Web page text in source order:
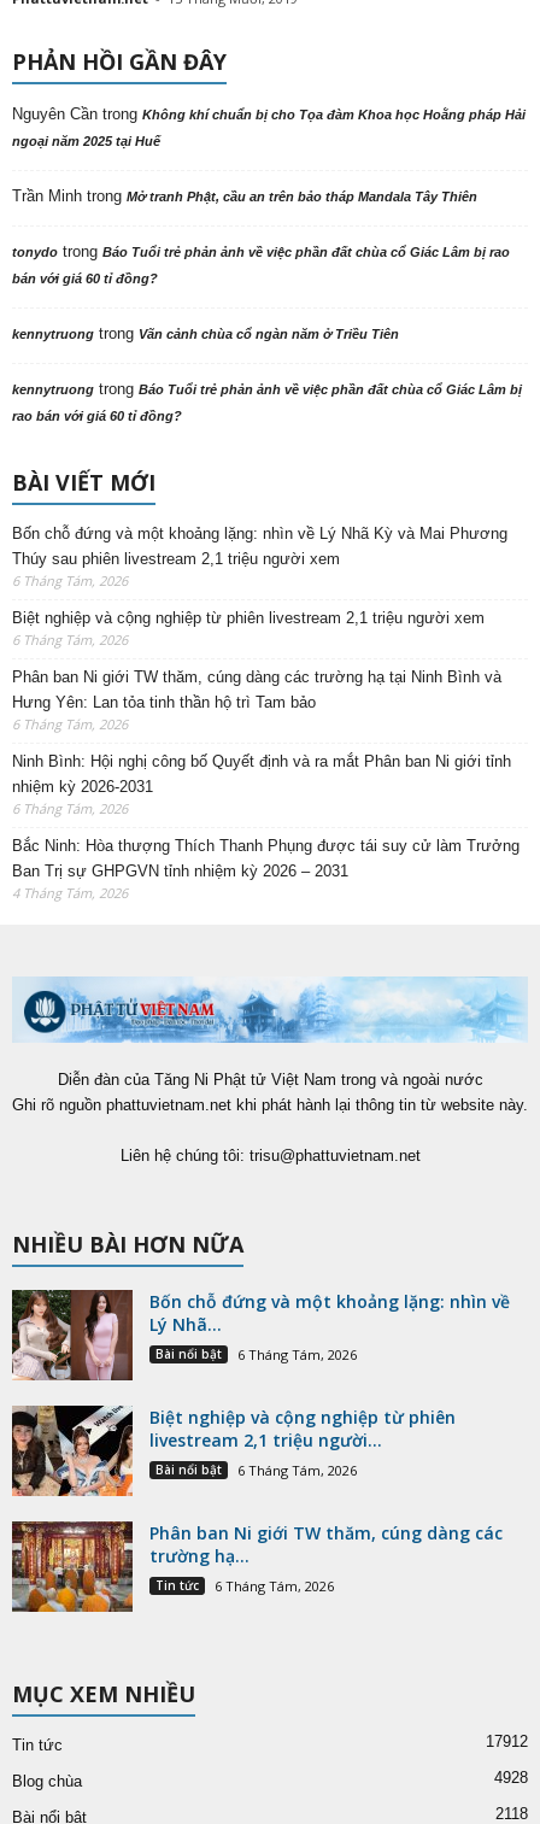
PHẢN HỒI GẦN ĐÂY
Nguyên Cần trong Không khí chuẩn bị cho Tọa đàm Khoa học Hoằng pháp Hải
ngoại năm 2025 tại Huế
Trần Minh trong Mở tranh Phật, cầu an trên bảo tháp Mandala Tây Thiên
tonydo trong Báo Tuổi trẻ phản ảnh về việc phần đất chùa cổ Giác Lâm bị rao
bán với giá 60 tỉ đồng?
kennytruong trong Vãn cảnh chùa cổ ngàn năm ở Triều Tiên
kennytruong trong Báo Tuổi trẻ phản ảnh về việc phần đất chùa cổ Giác Lâm bị
rao bán với giá 60 tỉ đồng?
BÀI VIẾT MỚI
Bốn chỗ đứng và một khoảng lặng: nhìn về Lý Nhã Kỳ và Mai Phương
Thúy sau phiên livestream 2,1 triệu người xem
6 Tháng Tám, 2026
Biệt nghiệp và cộng nghiệp từ phiên livestream 2,1 triệu người xem
6 Tháng Tám, 2026
Phân ban Ni giới TW thăm, cúng dàng các trường hạ tại Ninh Bình và
Hưng Yên: Lan tỏa tinh thần hộ trì Tam bảo
6 Tháng Tám, 2026
Ninh Bình: Hội nghị công bố Quyết định và ra mắt Phân ban Ni giới tỉnh
nhiệm kỳ 2026-2031
6 Tháng Tám, 2026
Bắc Ninh: Hòa thượng Thích Thanh Phụng được tái suy cử làm Trưởng
Ban Trị sự GHPGVN tỉnh nhiệm kỳ 2026 – 2031
4 Tháng Tám, 2026
Diễn đàn của Tăng Ni Phật tử Việt Nam trong và ngoài nước
Ghi rõ nguồn phattuvietnam.net khi phát hành lại thông tin từ website này.
Liên hệ chúng tôi: trisu@phattuvietnam.net
NHIỀU BÀI HƠN NỮA
Bốn chỗ đứng và một khoảng lặng: nhìn về
Lý Nhã...
Bài nổi bật 6 Tháng Tám, 2026
Biệt nghiệp và cộng nghiệp từ phiên
livestream 2,1 triệu người...
Bài nổi bật 6 Tháng Tám, 2026
Phân ban Ni giới TW thăm, cúng dàng các
trường hạ...
Tin tức 6 Tháng Tám, 2026
MỤC XEM NHIỀU
Tin tức 17912
Blog chùa 4928
Bài nổi bật 2118